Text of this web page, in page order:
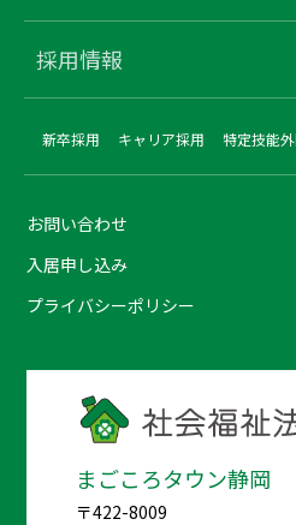
採用情報
新卒採用 キャリア採用 特定技能
お問い合わせ
入居申し込み
プライバシーポリシー
まごころタウン静岡
〒422-8009